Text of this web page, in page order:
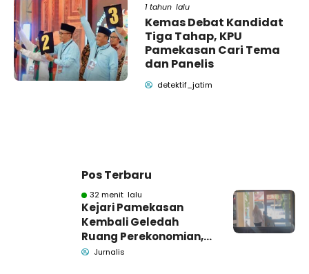
1 tahun lalu
Kemas Debat Kandidat
Tiga Tahap, KPU
Pamekasan Cari Tema
dan Panelis
detektif_jatim
Pos Terbaru
32 menit lalu
Kejari Pamekasan
Kembali Geledah
Ruang Perekonomian,
Pidsus: Tunggu Saja!
Jurnalis